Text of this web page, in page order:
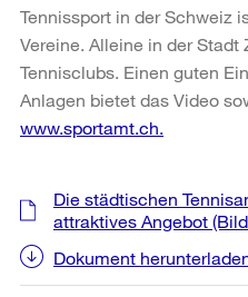
Tennissport in der Schweiz
Vereine. Alleine in der Stadt
Tennisclubs. Einen guten
Anlagen bietet das Video
www.sportamt.ch.
Weitere
Informationen
Die städtischen
attraktives Angebot
Dokument